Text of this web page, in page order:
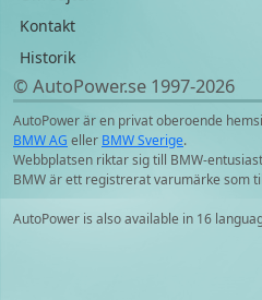
Kontakt
Historik
© AutoPower.se 1997‑2026
AutoPower är en privat oberoende
BMW AG eller BMW Sverige.
Webbplatsen riktar sig till BMW-
BMW är ett registrerat varumärke som
AutoPower is also available in 16